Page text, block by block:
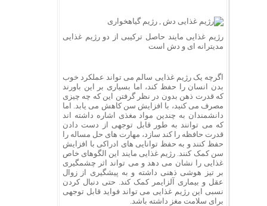
رژیم غذایی مایند حاصل ترکیبی از دو رژیم غذایی
مدیترانه ای و دش است
اگرچه یک رژیم غذایی سالم می تواند عملکرد خوب
بدن انسان را حفظ کند، اما بسیاری بر این باورند
که قدرت ذهن بدون در نظر گرفتن این که چه چیزی
مصرف می کنید، با افزایش سن کاهش می یابد. اما
دانشمندان به چندین مواد مغذی اشاره داشته اند
که می توانند به طور قابل توجهی از دست دادن
قدرت حافظه را کند سازد، مهارت های حل مساله را
حفظ کنند و به حفظ توانایی های ادراکی با افزایش
سن کمک کنند. رژیم غذایی مایند این الگوهای خاص
غذایی را نشان می دهد و می تواند اثر چشمگیری
بر تیز هوشی ذهنی داشته و به پیشگیری از زوال
عقل و بیماری آلزایمر کمک کند. حتی دنبال کردن
نسبی این رژیم غذایی می تواند فواید قابل توجهی
برای سلامت مغز داشته باشد.